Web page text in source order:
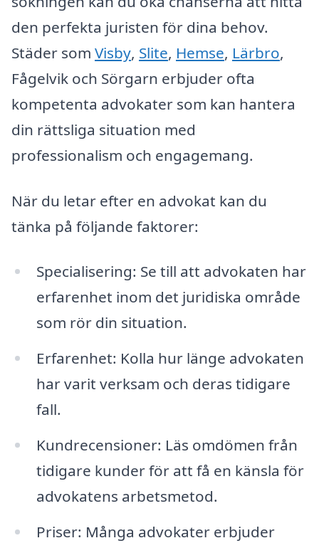
den perfekta juristen för dina behov.
Städer som Visby, Slite, Hemse, Lärbro,
Fågelvik och Sörgarn erbjuder ofta
kompetenta advokater som kan hantera
din rättsliga situation med
professionalism och engagemang.
När du letar efter en advokat kan du
tänka på följande faktorer:
Specialisering: Se till att advokaten har
erfarenhet inom det juridiska område
som rör din situation.
Erfarenhet: Kolla hur länge advokaten
har varit verksam och deras tidigare
fall.
Kundrecensioner: Läs omdömen från
tidigare kunder för att få en känsla för
advokatens arbetsmetod.
Priser: Många advokater erbjuder